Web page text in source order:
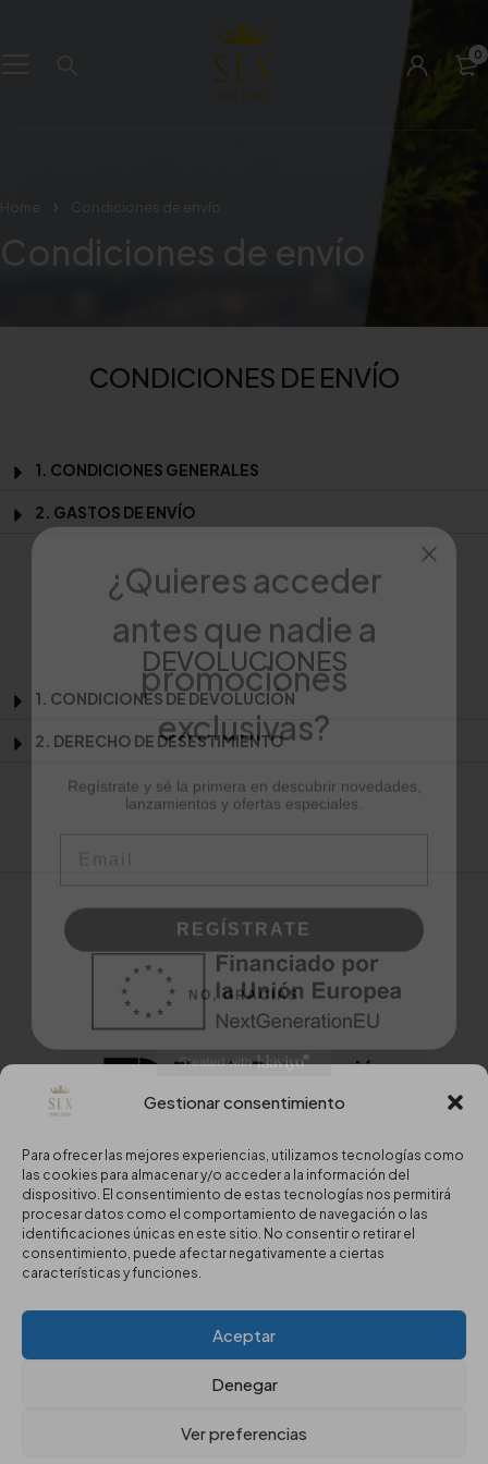
Gestionar consentimiento
Para ofrecer las mejores experiencias, utilizamos tecnologías como
las cookies para almacenar y/o acceder a la información del
dispositivo. El consentimiento de estas tecnologías nos permitirá
procesar datos como el comportamiento de navegación o las
identificaciones únicas en este sitio. No consentir o retirar el
consentimiento, puede afectar negativamente a ciertas
características y funciones.
Aceptar
Denegar
Ver preferencias
0
Condiciones de envío
Condiciones de envío
CONDICIONES DE ENVÍO
1. CONDICIONES GENERALES
2. GASTOS DE ENVÍO
DEVOLUCIONES
1. CONDICIONES DE DEVOLUCIÓN
2. DERECHO DE DESESTIMIENTO
Copyright © 2024 Sport Luxury.
Aviso Legal·Política de Privacidad·Política de Cookies
Estaremos encantados de atenderte
¿Quieres acceder
antes que nadie a
promociones
exclusivas?
Regístrate y sé la primera en descubrir novedades,
NO, GRACIAS